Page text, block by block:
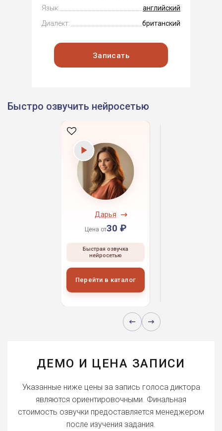
Язык:
английский
Диалект:
британский
Записать
Быстро озвучить нейросетью
Дарья
Цена от30 ₽
Быстрая озвучка
нейросетью
Перейти в каталог
ДЕМО И ЦЕНА ЗАПИСИ
Указанные ниже цены за запись голоса диктора
являются ориентировочными. Финальная
стоимость озвучки предоставляется менеджером
после изучения задания.